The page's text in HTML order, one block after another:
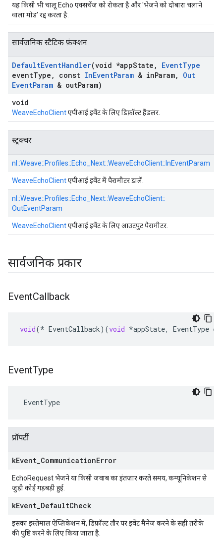
यह किसी भी चालू Echo एक्सचेंज को रोकता है और 'भेजने को दोबारा चलाने
वाला मोड' रद्द करता है.
सार्वजनिक स्टैटिक फ़ंक्शन
DefaultEventHandler(void *appState , EventType
eventType , const InEventParam & inParam,
Out
EventParam & outParam)
void
WeaveEchoClientएपीआई इवेंट के लिए डिफ़ॉल्ट हैंडलर.
स्ट्रक्चर
nl::Weave::Profiles::Echo_Next::WeaveEchoClient:: InEventParam
WeaveEchoClientएपीआई इवेंट में पैरामीटर डालें.
nl::Weave::Profiles::Echo_Next::WeaveEchoClient::
OutEventParam
WeaveEchoClientएपीआई इवेंट के लिए आउटपुट पैरामीटर.
सार्वजनिक प्रकार
EventCallback
void(* EventCallback)(void *appState, EventType
EventType
EventType
प्रॉपर्टी
kEvent CommunicationError
EchoRequest भेजने या किसी जवाब का इंतज़ार करते समय, कम्यूनिकेशन से
जुड़ी कोई गड़बड़ी हुई.
kEvent DefaultCheck
इसका इस्तेमाल ऐप्लिकेशन में, डिफ़ॉल्ट तौर पर इवेंट मैनेज करने के सही तरीके
की पुष्टि करने के लिए किया जाता है.